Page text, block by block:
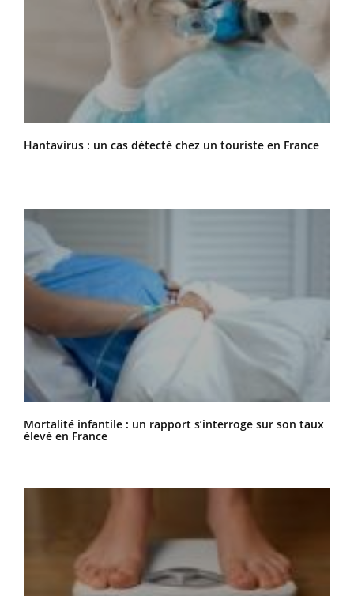
Hantavirus : un cas détecté chez un touriste en France
Mortalité infantile : un rapport s’interroge sur son taux
élevé en France